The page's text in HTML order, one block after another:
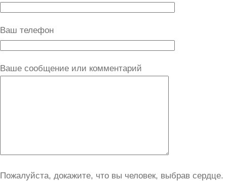
Ваш телефон
Ваше сообщение или комментарий
Пожалуйста, докажите, что вы человек, выбрав сердце.